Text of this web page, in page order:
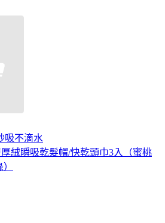
吸不滴水
絨瞬吸乾髮帽/快乾頭巾3入（蜜桃